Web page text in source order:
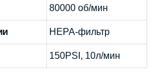
80000 об/мин
HEPA-фильтр
150PSI, 10л/мин